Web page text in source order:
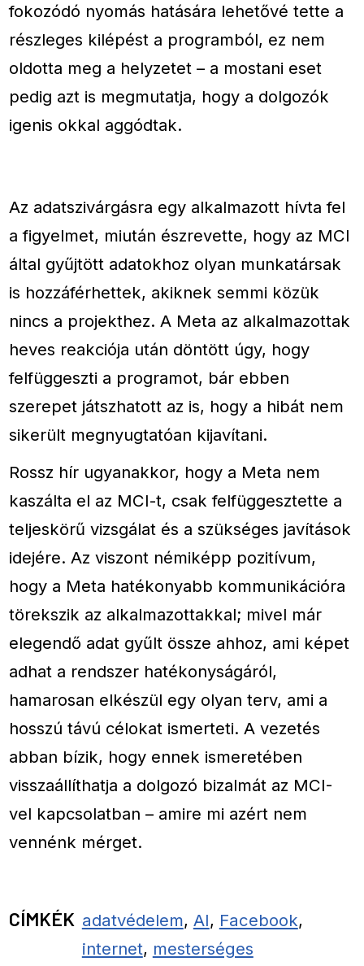
fokozódó nyomás hatására lehetővé tette a
részleges kilépést a programból, ez nem
oldotta meg a helyzetet – a mostani eset
pedig azt is megmutatja, hogy a dolgozók
igenis okkal aggódtak.
Az adatszivárgásra egy alkalmazott hívta fel
a figyelmet, miután észrevette, hogy az MCI
által gyűjtött adatokhoz olyan munkatársak
is hozzáférhettek, akiknek semmi közük
nincs a projekthez. A Meta az alkalmazottak
heves reakciója után döntött úgy, hogy
felfüggeszti a programot, bár ebben
szerepet játszhatott az is, hogy a hibát nem
sikerült megnyugtatóan kijavítani.
Rossz hír ugyanakkor, hogy a Meta nem
kaszálta el az MCI-t, csak felfüggesztette a
teljeskörű vizsgálat és a szükséges javítások
idejére. Az viszont némiképp pozitívum,
hogy a Meta hatékonyabb kommunikációra
törekszik az alkalmazottakkal; mivel már
elegendő adat gyűlt össze ahhoz, ami képet
adhat a rendszer hatékonyságáról,
hamarosan elkészül egy olyan terv, ami a
hosszú távú célokat ismerteti. A vezetés
abban bízik, hogy ennek ismeretében
visszaállíthatja a dolgozó bizalmát az MCI-
vel kapcsolatban – amire mi azért nem
vennénk mérget.
CÍMKÉK adatvédelem, AI, Facebook,
internet, mesterséges